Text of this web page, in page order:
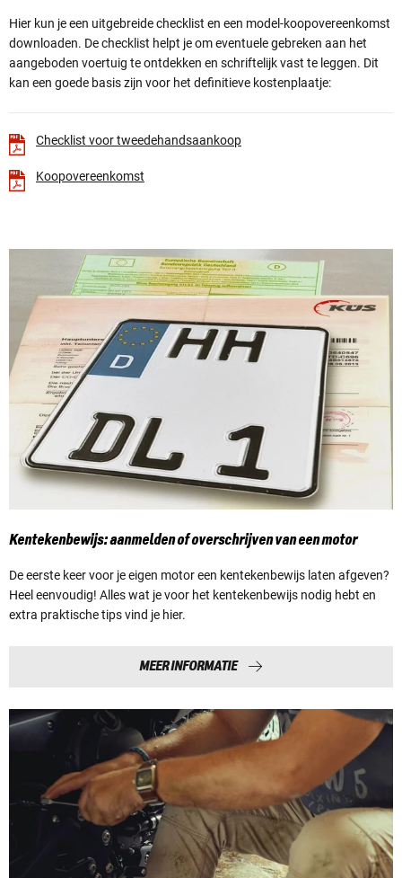
Hier kun je een uitgebreide checklist en een model-koopovereenkomst
downloaden. De checklist helpt je om eventuele gebreken aan het
aangeboden voertuig te ontdekken en schriftelijk vast te leggen. Dit
kan een goede basis zijn voor het definitieve kostenplaatje:
Checklist voor tweedehandsaankoop
Koopovereenkomst
Kentekenbewijs: aanmelden of overschrijven van een motor
De eerste keer voor je eigen motor een kentekenbewijs laten afgeven?
Heel eenvoudig! Alles wat je voor het kentekenbewijs nodig hebt en
extra praktische tips vind je hier.
MEER INFORMATIE